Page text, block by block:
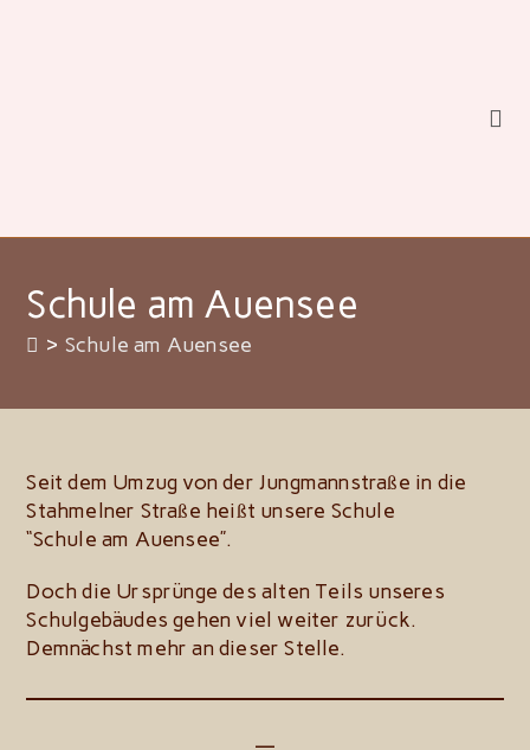
Schule am Auensee
> Schule am Auensee
Seit dem Umzug von der Jungmannstraße in die
Stahmelner Straße heißt unsere Schule
“Schule am Auensee”.
Doch die Ursprünge des alten Teils unseres
Schulgebäudes gehen viel weiter zurück.
Demnächst mehr an dieser Stelle.